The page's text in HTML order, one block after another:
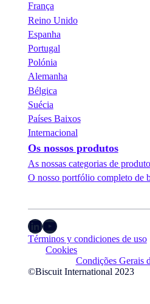
França
Reino Unido
Espanha
Portugal
Polónia
Alemanha
Bélgica
Suécia
Países Baixos
Internacional
Os nossos produtos
As nossas categorias de
O nosso portfólio completo de
LinkedIn YouTube
Términos y condiciones de uso
Cookies
Condições Gerais
©Biscuit International 2023